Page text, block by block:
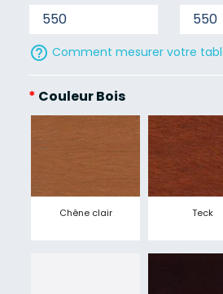
help_outline Comment mesurer votre
* Couleur Bois
Chêne clair Teck